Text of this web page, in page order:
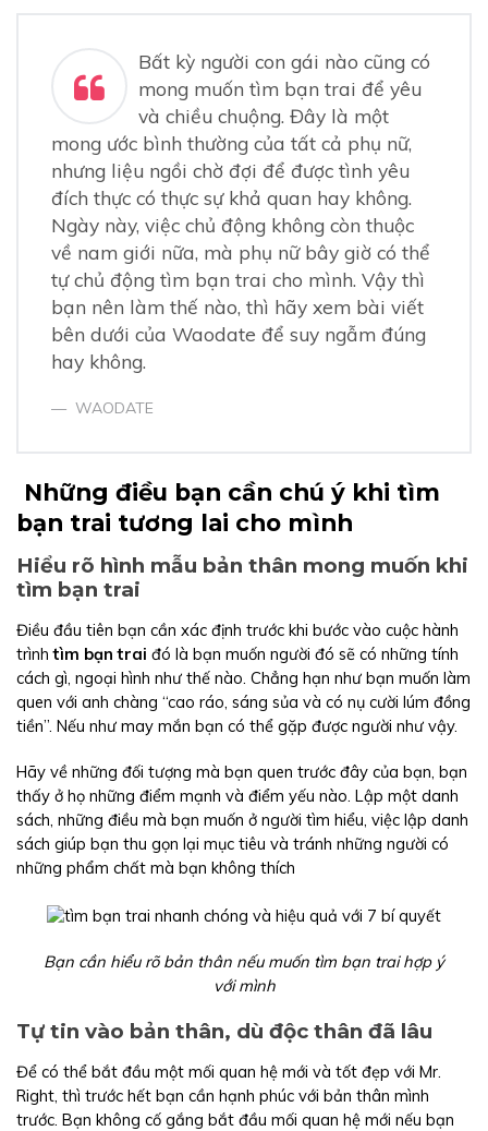
Đừng nôn nóng bạn sẽ có bạn trai ngay lập tức
Mạnh dạn trò chuyện với người lạ để tìm bạn trai
Có niềm tin vào tình yêu
7 Bí quyết tìm bạn trai mà bất kỳ ai cũng có thể áp
dụng
1.Tham gia một nhóm hoặc câu lạc bộ.
2. Đi ra ngoài vui chơi với bạn bè
3. Nhờ bạn bè làm mai cho bạn
4. Hãy thử đi du lịch một mình
5. Tình nguyện viên
6. Đến các sự kiện trong thành phố của bạn
7. Đăng ký tài khoản trên một app hẹn hò
Bất kỳ người con gái nào cũng có
mong muốn tìm bạn trai để yêu
và chiều chuộng. Đây là một
mong ước bình thường của tất cả phụ nữ,
nhưng liệu ngồi chờ đợi để được tình yêu
đích thực có thực sự khả quan hay không.
Ngày này, việc chủ động không còn thuộc
về nam giới nữa, mà phụ nữ bây giờ có thể
tự chủ động tìm bạn trai cho mình. Vậy thì
bạn nên làm thế nào, thì hãy xem bài viết
bên dưới của Waodate để suy ngẫm đúng
hay không.
WAODATE
Những điều bạn cần chú ý khi tìm
bạn trai tương lai cho mình
Hiểu rõ hình mẫu bản thân mong muốn khi
tìm bạn trai
Điều đầu tiên bạn cần xác định trước khi bước vào cuộc hành
trìnhtìm bạn trai đó là bạn muốn người đó sẽ có những tính
cách gì, ngoại hình như thế nào. Chẳng hạn như bạn muốn làm
quen với anh chàng “cao ráo, sáng sủa và có nụ cười lúm đồng
tiền”. Nếu như may mắn bạn có thể gặp được người như vậy.
Hãy về những đối tượng mà bạn quen trước đây của bạn, bạn
thấy ở họ những điểm mạnh và điểm yếu nào. Lập một danh
sách, những điều mà bạn muốn ở người tìm hiểu, việc lập danh
sách giúp bạn thu gọn lại mục tiêu và tránh những người có
những phẩm chất mà bạn không thích
Bạn cần hiểu rõ bản thân nếu muốn tìm bạn trai hợp ý
với mình
Tự tin vào bản thân, dù độc thân đã lâu
Để có thể bắt đầu một mối quan hệ mới và tốt đẹp với Mr.
Right, thì trước hết bạn cần hạnh phúc với bản thân mình
trước. Bạn không cố gắng bắt đầu mối quan hệ mới nếu bạn